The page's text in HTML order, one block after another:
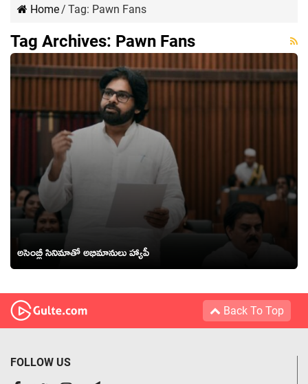
Home/ Tag: Pawn Fans
Tag Archives: Pawn Fans
అసెంబ్లీ సినిమాతో అభిమానులు హ్యాపీ
Back To Top
FOLLOW US